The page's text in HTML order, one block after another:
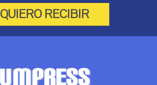
QUIERO RECIBIR